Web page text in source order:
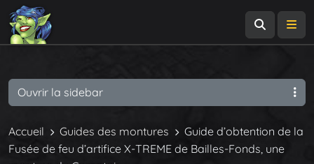
Accueil Guides des montures
Guide d’obtention de la
Fusée de feu d’artifice X-TREME de Bailles-Fonds, une
Ouvrir la sidebar